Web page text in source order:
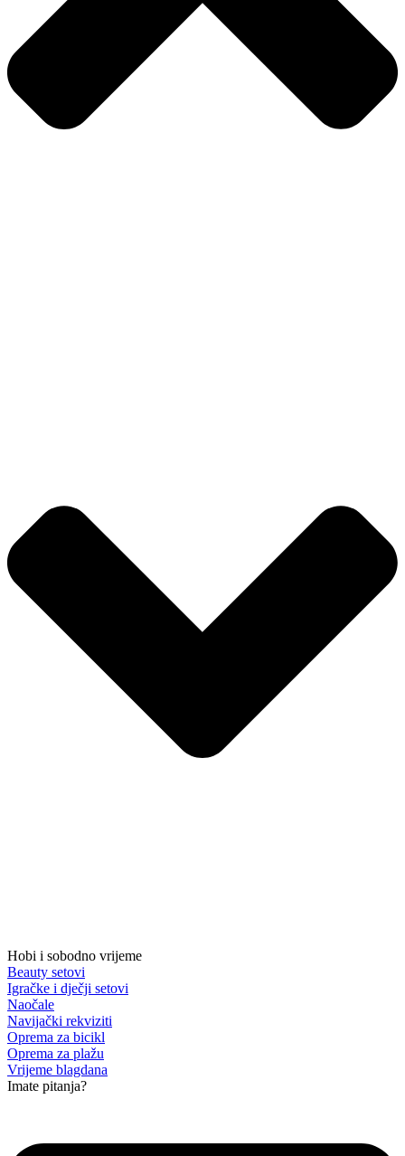
Hobi i sobodno vrijeme
Beauty setovi
Igračke i dječji setovi
Naočale
Navijački rekviziti
Oprema za bicikl
Oprema za plažu
Vrijeme blagdana
Imate pitanja?